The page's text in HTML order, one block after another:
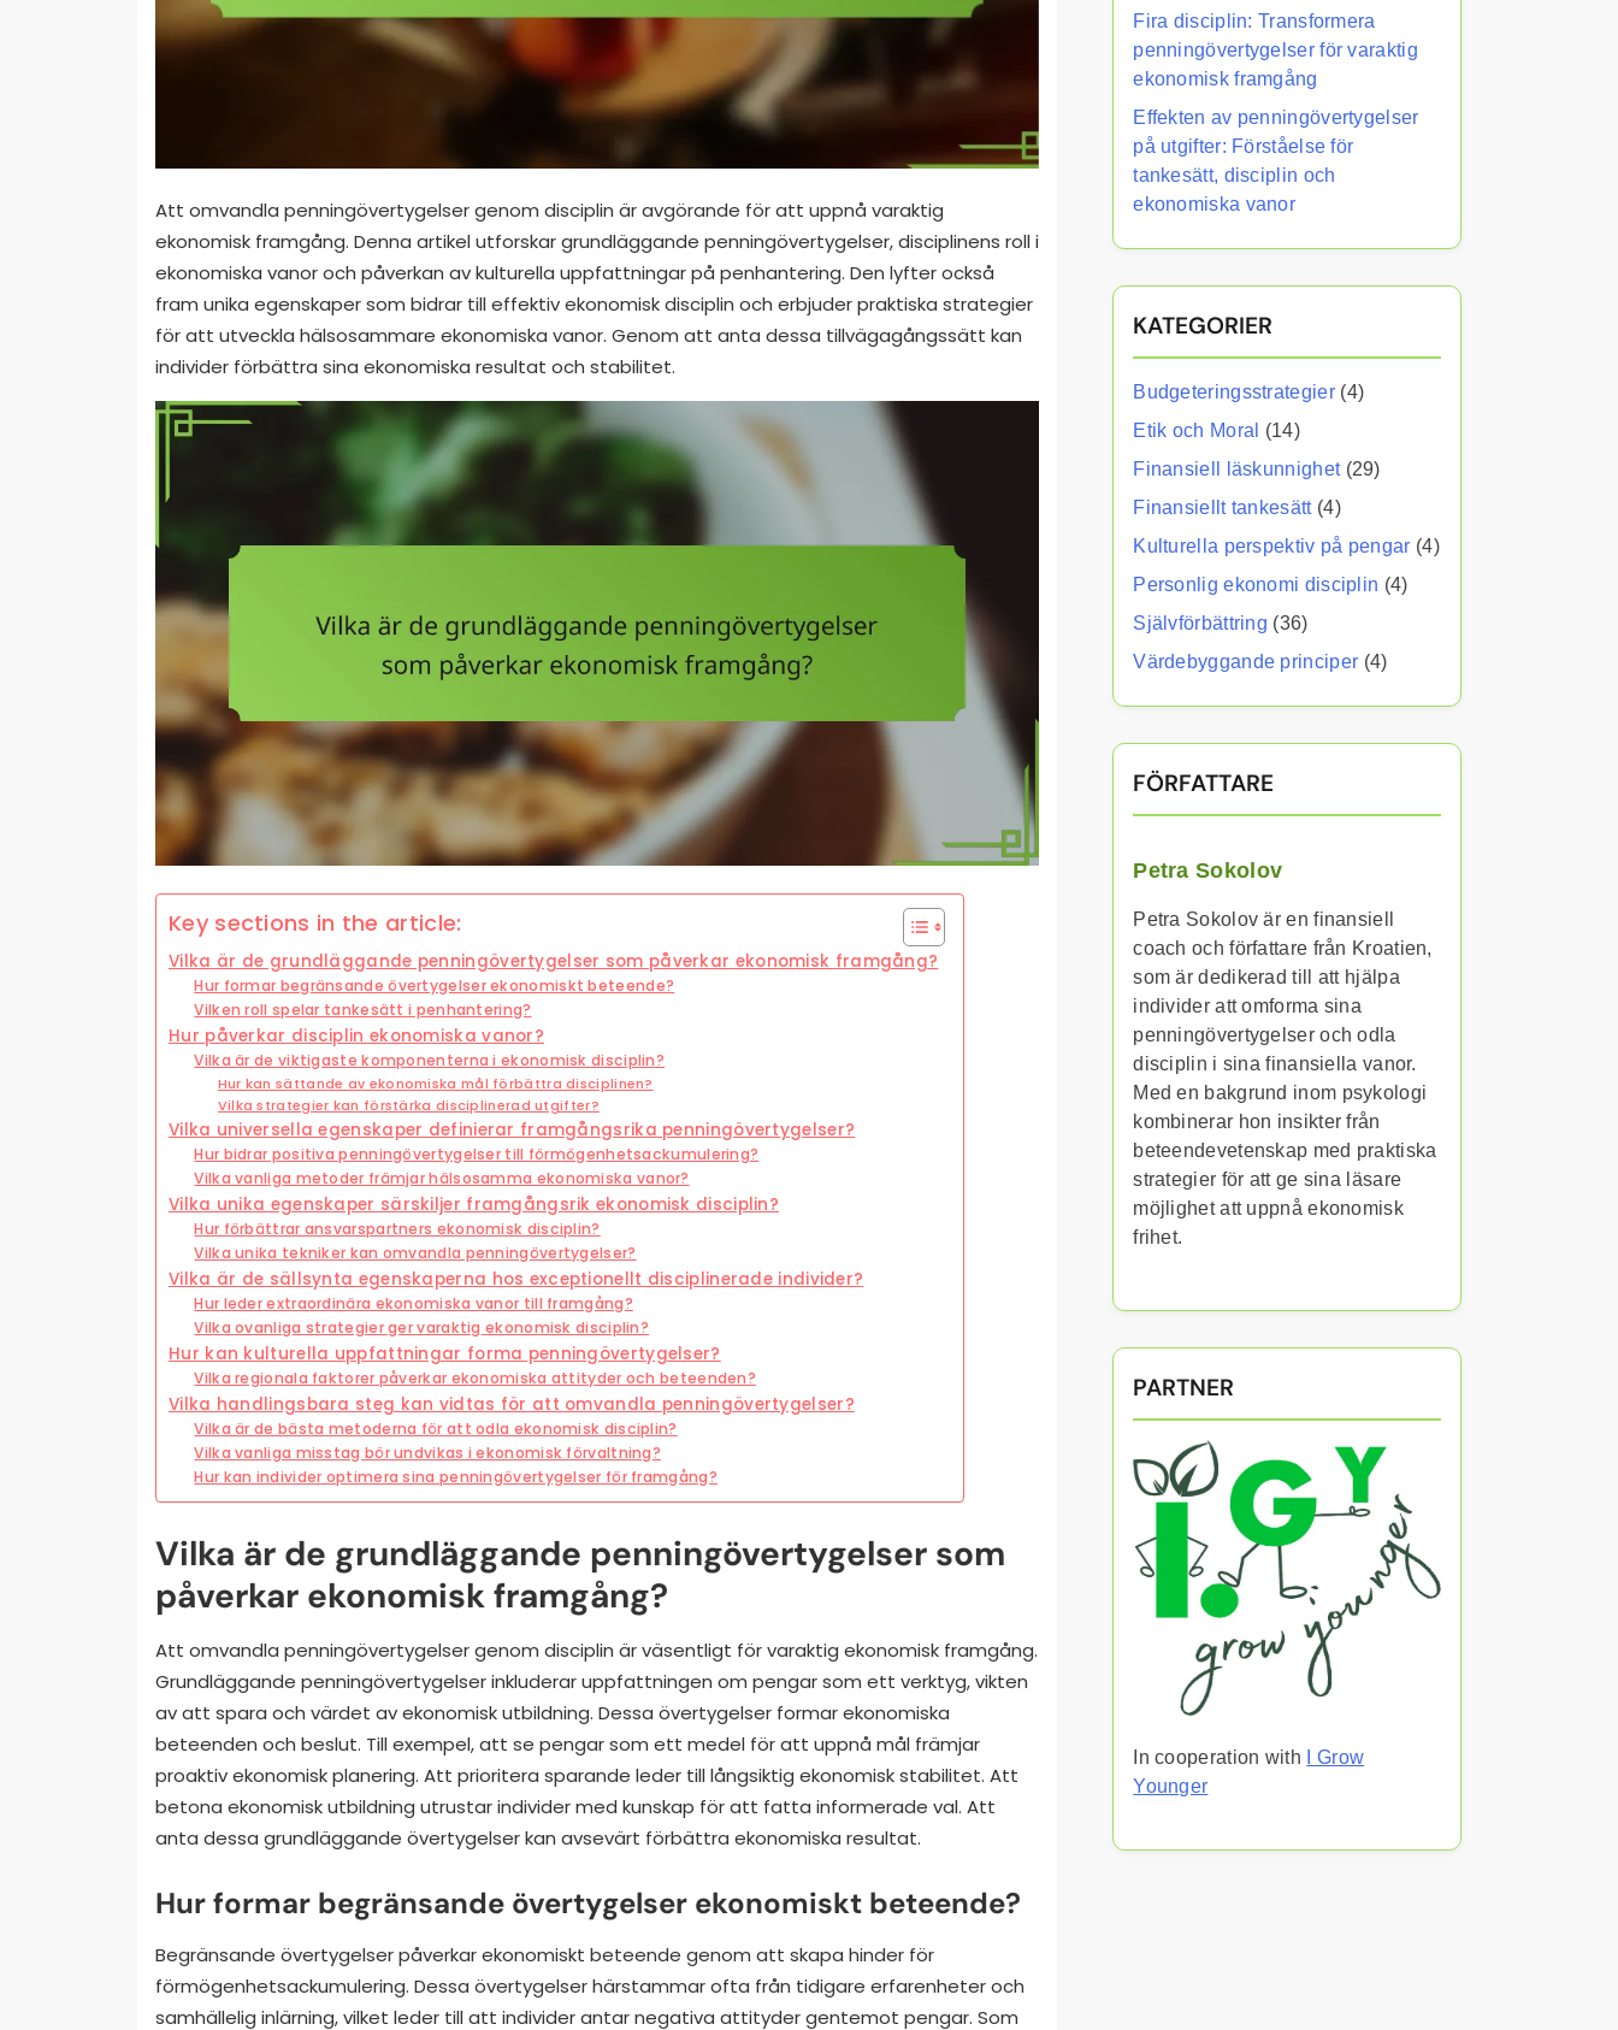
Att omvandla penningövertygelser genom disciplin är avgörande för att uppnå varaktig
ekonomisk framgång. Denna artikel utforskar grundläggande penningövertygelser, disciplinens roll i
ekonomiska vanor och påverkan av kulturella uppfattningar på penhantering. Den lyfter också
fram unika egenskaper som bidrar till effektiv ekonomisk disciplin och erbjuder praktiska strategier
för att utveckla hälsosammare ekonomiska vanor. Genom att anta dessa tillvägagångssätt kan
individer förbättra sina ekonomiska resultat och stabilitet.
Key sections in the article:
Vilka är de grundläggande penningövertygelser som påverkar ekonomisk framgång?
Hur formar begränsande övertygelser ekonomiskt beteende?
Vilken roll spelar tankesätt i penhantering?
Hur påverkar disciplin ekonomiska vanor?
Vilka är de viktigaste komponenterna i ekonomisk disciplin?
Hur kan sättande av ekonomiska mål förbättra disciplinen?
Vilka strategier kan förstärka disciplinerad utgifter?
Vilka universella egenskaper definierar framgångsrika penningövertygelser?
Hur bidrar positiva penningövertygelser till förmögenhetsackumulering?
Vilka vanliga metoder främjar hälsosamma ekonomiska vanor?
Vilka unika egenskaper särskiljer framgångsrik ekonomisk disciplin?
Hur förbättrar ansvarspartners ekonomisk disciplin?
Vilka unika tekniker kan omvandla penningövertygelser?
Vilka är de sällsynta egenskaperna hos exceptionellt disciplinerade individer?
Hur leder extraordinära ekonomiska vanor till framgång?
Vilka ovanliga strategier ger varaktig ekonomisk disciplin?
Hur kan kulturella uppfattningar forma penningövertygelser?
Vilka regionala faktorer påverkar ekonomiska attityder och beteenden?
Vilka handlingsbara steg kan vidtas för att omvandla penningövertygelser?
Vilka är de bästa metoderna för att odla ekonomisk disciplin?
Vilka vanliga misstag bör undvikas i ekonomisk förvaltning?
Hur kan individer optimera sina penningövertygelser för framgång?
Vilka är de grundläggande penningövertygelser som
påverkar ekonomisk framgång?
Att omvandla penningövertygelser genom disciplin är väsentligt för varaktig ekonomisk framgång.
Grundläggande penningövertygelser inkluderar uppfattningen om pengar som ett verktyg, vikten
av att spara och värdet av ekonomisk utbildning. Dessa övertygelser formar ekonomiska
beteenden och beslut. Till exempel, att se pengar som ett medel för att uppnå mål främjar
proaktiv ekonomisk planering. Att prioritera sparande leder till långsiktig ekonomisk stabilitet. Att
betona ekonomisk utbildning utrustar individer med kunskap för att fatta informerade val. Att
anta dessa grundläggande övertygelser kan avsevärt förbättra ekonomiska resultat.
Hur formar begränsande övertygelser ekonomiskt beteende?
Begränsande övertygelser påverkar ekonomiskt beteende genom att skapa hinder för
förmögenhetsackumulering. Dessa övertygelser härstammar ofta från tidigare erfarenheter och
samhällelig inlärning, vilket leder till att individer antar negativa attityder gentemot pengar. Som
Fira disciplin: Transformera
penningövertygelser för varaktig
ekonomisk framgång
Effekten av penningövertygelser
på utgifter: Förståelse för
tankesätt, disciplin och
ekonomiska vanor
KATEGORIER
Budgeteringsstrategier(4)
Etik och Moral
(14)
Finansiell läskunnighet(29)
Finansiellt tankesätt(4)
Kulturella perspektiv på pengar (4)
Personlig ekonomi disciplin (4)
Självförbättring (36)
Värdebyggande principer (4)
FÖRFATTARE
Petra Sokolov
Petra Sokolov är en finansiell
coach och författare från Kroatien,
som är dedikerad till att hjälpa
individer att omforma sina
penningövertygelser och odla
disciplin i sina finansiella vanor.
Med en bakgrund inom psykologi
kombinerar hon insikter från
beteendevetenskap med praktiska
strategier för att ge sina läsare
möjlighet att uppnå ekonomisk
frihet.
PARTNER
In cooperation with
I Grow
Younger